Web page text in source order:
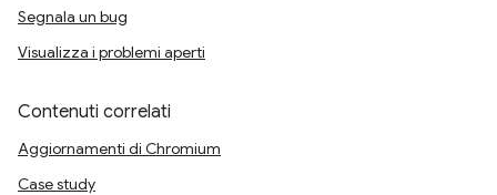
Segnala un bug
Visualizza i problemi aperti
Contenuti correlati
Aggiornamenti di Chromium
Case study